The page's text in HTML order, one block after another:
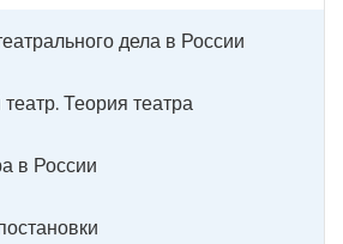
дела в России
Теория театра
в России